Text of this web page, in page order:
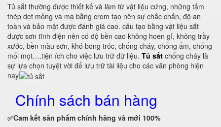
Tủ sắt thường được thiết kế và làm từ vật liệu cứng, những tấm
thép dẹt mỏng và mạ bằng crom tạo nên sự chắc chắn, độ an
toàn và bảo mật được đánh giá cao. cấu tạo bằng vật liệu sắt
được sơn tĩnh điện nên có độ bền cao không hoen gỉ, không trầy
xước, bền màu sơn, khó bong tróc, chống cháy, chống ẩm, chống
mối mọt….tiện ích cho việc lưu trữ dữ liệu. Tủ sắt chống cháy là
sự lựa chọn tuyệt vời để lưu trữ tài liệu cho các văn phòng hiện
nay
Chính sách bán hàng
✅Cam kết sản phẩm chính hãng và mới 100%